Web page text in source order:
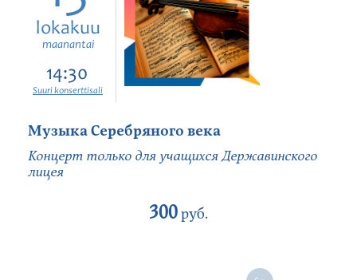
lokakuu
maanantai
14:30
Suuri konserttisali
Музыка Серебряного века
Концерт только для учащихся Державинского
лицея
300руб.